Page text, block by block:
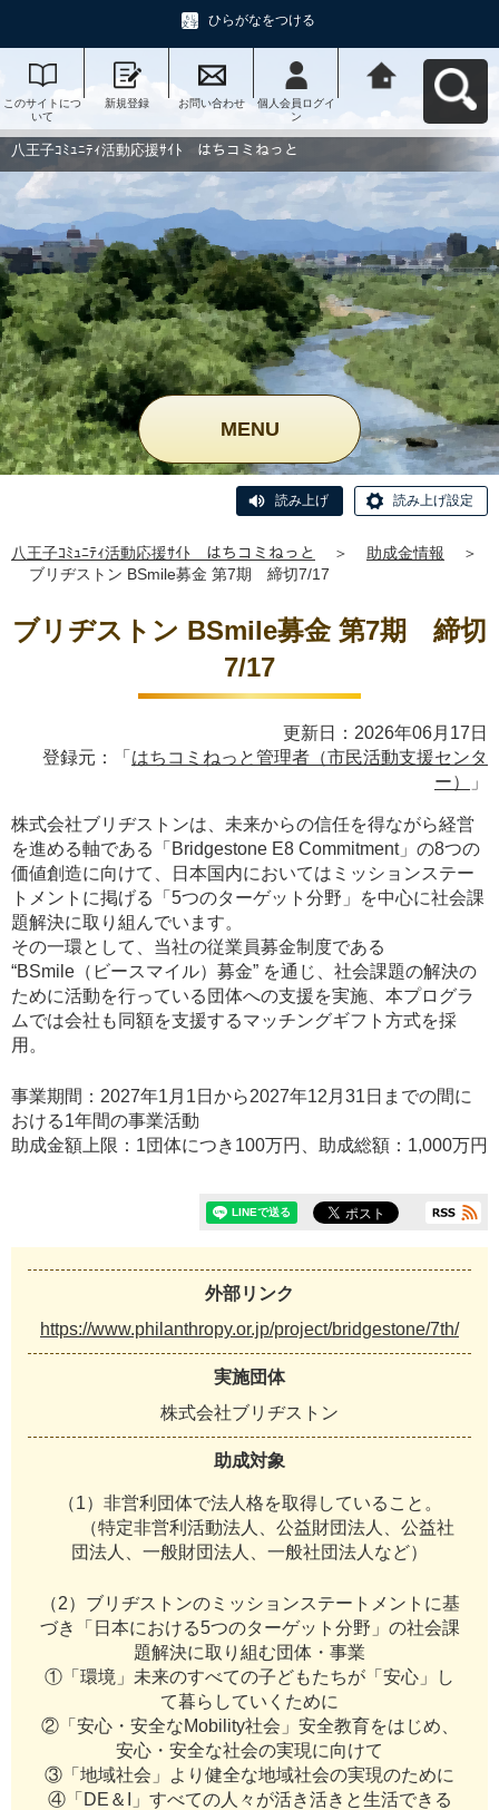
ひらがなをつける
このサイトにつ
いて
新規登録 お問い合わせ
個人会員ログイ
ン
動応援ｻｲﾄ はち
コミねっとへ戻
八王子ｺﾐｭﾆﾃｨ活動応援ｻｲﾄ はちコミねっと
MENU
読み上げ 読み上げ設定
八王子ｺﾐｭﾆﾃｨ活動応援ｻｲﾄ はちコミねっと ＞ 助成金情報
＞
ブリヂストン BSmile募金 第7期 締切7/17
ブリヂストン BSmile募金 第7期 締切
7/17
更新日：2026年06月17日
登録元：「 はちコミねっと管理者（市民活動支援センタ
ー）
」
株式会社ブリヂストンは、未来からの信任を得ながら経営
を進める軸である「Bridgestone E8 Commitment」の8つの
価値創造に向けて、日本国内においてはミッションステー
トメントに掲げる「5つのターゲット分野」を中心に社会課
題解決に取り組んでいます。
その一環として、当社の従業員募金制度である
“BSmile（ビースマイル）募金” を通じ、社会課題の解決の
ために活動を行っている団体への支援を実施、本プログラ
ムでは会社も同額を支援するマッチングギフト方式を採
用。
事業期間：2027年1月1日から2027年12月31日までの間に
おける1年間の事業活動
助成金額上限：1団体につき100万円、助成総額：1,000万円
外部リンク
https://www.philanthropy.or.jp/project/bridgestone/7th/
実施団体
株式会社ブリヂストン
助成対象
（1）非営利団体で法人格を取得していること。
（特定非営利活動法人、公益財団法人、公益社
団法人、一般財団法人、一般社団法人など）
（2）ブリヂストンのミッションステートメントに基
づき「日本における5つのターゲット分野」の社会課
題解決に取り組む団体・事業
①「環境」未来のすべての子どもたちが「安心」し
て暮らしていくために
②「安心・安全なMobility社会」安全教育をはじめ、
安心・安全な社会の実現に向けて
③「地域社会」より健全な地域社会の実現のために
④「DE＆I」すべての人々が活き活きと生活できる